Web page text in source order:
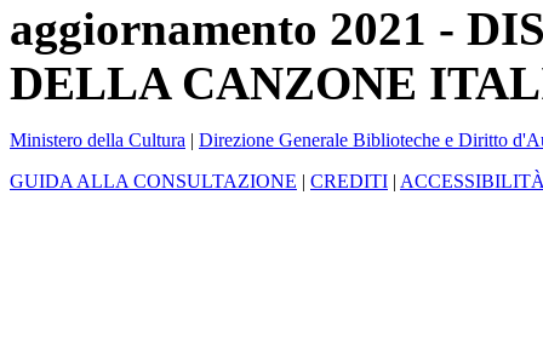
aggiornamento 2021 -
DELLA CANZONE
Ministero della Cultura | Direzione Generale Biblioteche e Diritto
GUIDA ALLA CONSULTAZIONE | CREDITI |